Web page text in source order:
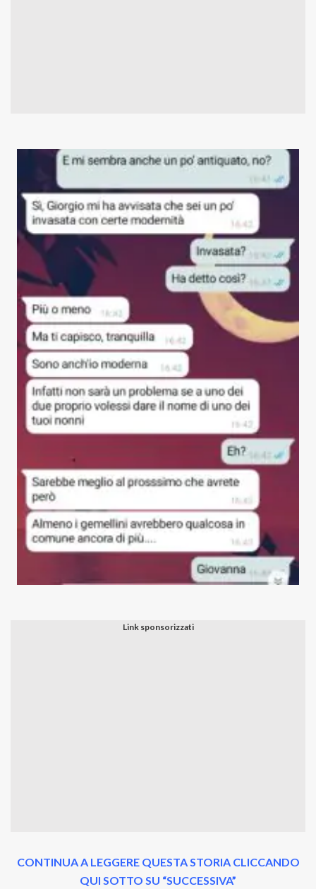
CONTINUA A LEGGERE QUESTA STORIA CLICCANDO
QUI SOTTO SU “SUCCESSIVA”